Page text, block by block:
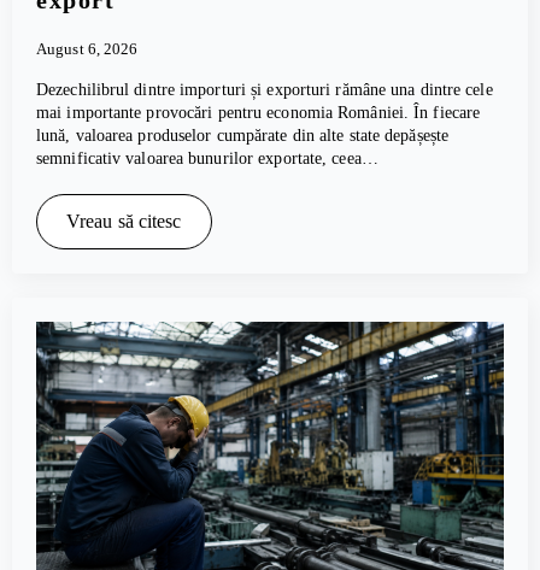
August 6, 2026
Dezechilibrul dintre importuri și exporturi rămâne una dintre cele
mai importante provocări pentru economia României. În fiecare
lună, valoarea produselor cumpărate din alte state depășește
semnificativ valoarea bunurilor exportate, ceea…
Vreau să citesc